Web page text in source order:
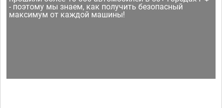
- поэтому мы знаем, как получить безопасный
максимум от каждой машины!